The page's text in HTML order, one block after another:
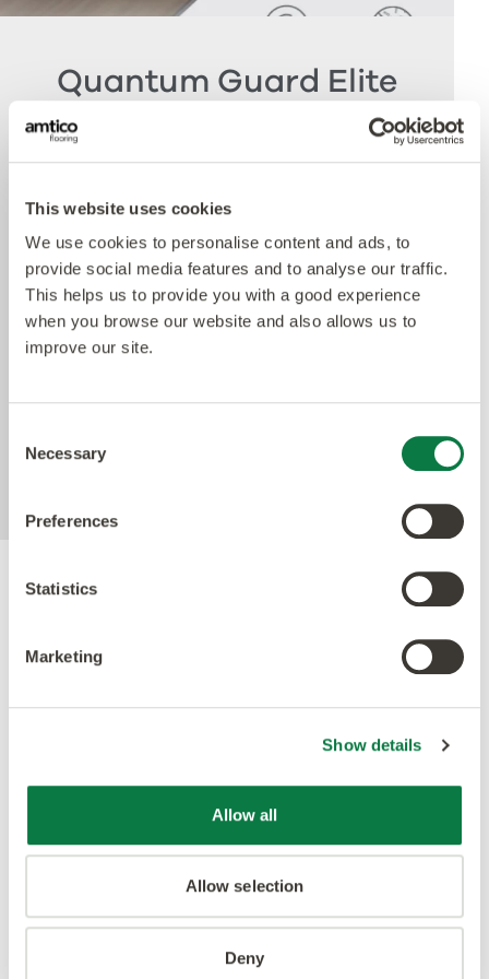
This website uses cookies
We use cookies to personalise content and ads, to
provide social media features and to analyse our traffic.
This helps us to provide you with a good experience
when you browse our website and also allows us to
improve our site.
Selection
Necessary
Preferences
Statistics
Marketing
Show details
Allow all
Allow selection
Deny
Quantum Guard Elite
Systems ist unsere Quantum Guard
Polyurethanschicht mit antimikrobieller
Technologie. Amticos Quantum Guard ist das
haltbarste Polyurethan auf dem Markt. Die
niedrigglänzende Oberfläche erleichtert die
Reinigung unserer Böden und macht das Polieren
bietet Sicherheit zwischen den Reinigungszyklen
Bakterien innerhalb von 24 Stunden um mehr als